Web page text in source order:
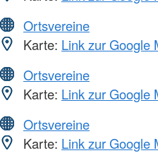
Ortsvereine
Karte: Link zur Google
Ortsvereine
Karte: Link zur Google
Ortsvereine
Karte: Link zur Google